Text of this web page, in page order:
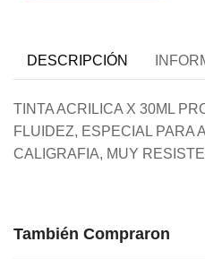
DESCRIPCIÓN
TINTA ACRILICA X 30ML
FLUIDEZ, ESPECIAL PARA
CALIGRAFIA, MUY
También Compraron